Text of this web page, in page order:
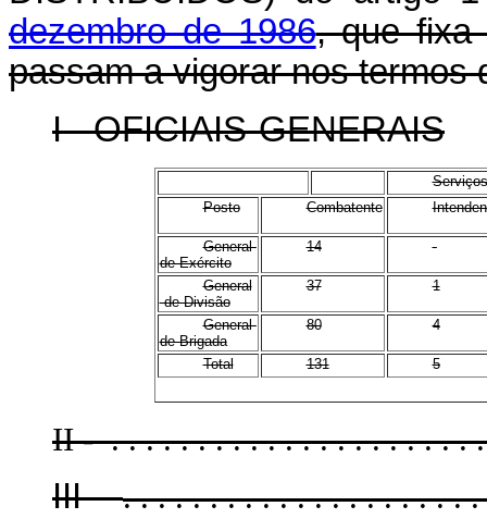
dezembro de 1986, que fixa
passam a vigorar nos termos
I - OFICIAIS-GENERAIS
Serviços
Posto
Combatente
General-
de Exército
14 -
General
-de Divisão
37 1
General-
de Brigada
80 4
Total 131 5
II - . . . . . . . . . . . . . . . . . . . . .
III -. . . . . . . . . . . . . . . . . . . .